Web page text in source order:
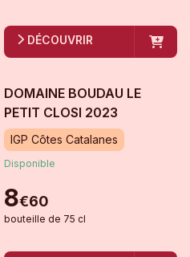
DÉCOUVRIR
DOMAINE BOUDAU LE
PETIT CLOSI 2023
IGP Côtes Catalanes
Disponible
8€60
bouteille de 75 cl